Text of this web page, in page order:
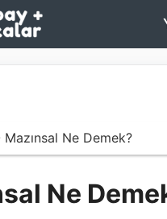
Mazınsal Ne Demek?
Ne